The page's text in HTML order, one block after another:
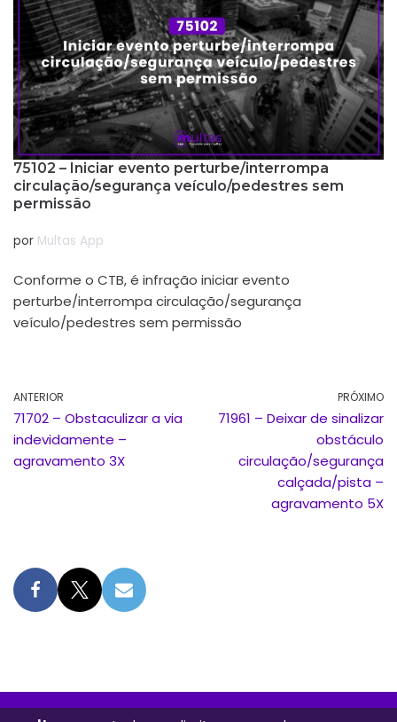
75102 – Iniciar evento perturbe/interrompa
circulação/segurança veículo/pedestres sem
permissão
por Multas App
Conforme o CTB, é infração iniciar evento
perturbe/interrompa circulação/segurança
veículo/pedestres sem permissão
ANTERIOR
71702 – Obstaculizar a via
indevidamente –
agravamento 3X
PRÓXIMO
71961 – Deixar de sinalizar
obstáculo
circulação/segurança
calçada/pista –
agravamento 5X